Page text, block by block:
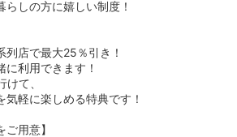
しの方に嬉しい制度！
店で最大25％引き！
利用できます！
て、
軽に楽しめる特典です！
ご用意】